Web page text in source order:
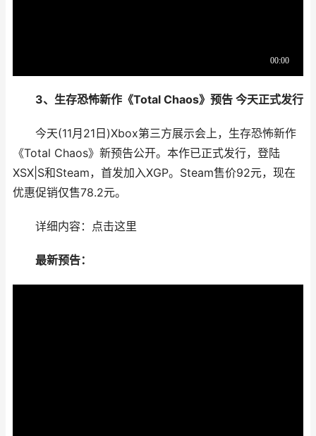
3、生存恐怖新作《Total Chaos》预告 今天正式发行
今天(11月21日)Xbox第三方展示会上，生存恐怖新作
《Total Chaos》新预告公开。本作已正式发行，登陆
XSX|S和Steam，首发加入XGP。Steam售价92元，现在
优惠促销仅售78.2元。
详细内容：点击这里
最新预告：